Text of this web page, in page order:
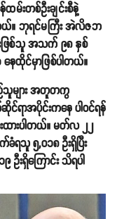
မ်းတစ်ဦးချင်းစီနဲ့
ယ်။ ဘုရင်မကြီး အဲလိဇဘ
ဖြစ်သူ အသက် ၉၈ နှစ်
ထိုင်မှာဖြစ်ပါတယ်။
ည်သူများ အတူတကွ
ရာအပိုင်းကနေ ပါဝင်ရန်
ထားပါတယ်။ မတ်လ ၂၂
ရသူ ၅,၀၁၈ ဦးရှိပြီး
းရှိကြောင်း သိရပါ